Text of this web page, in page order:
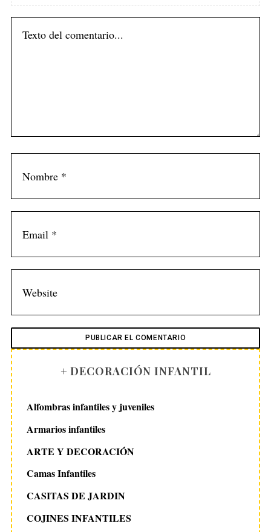
+ DECORACIÓN INFANTIL
Alfombras infantiles y juveniles
Armarios infantiles
ARTE Y DECORACIÓN
Camas Infantiles
CASITAS DE JARDIN
COJINES INFANTILES